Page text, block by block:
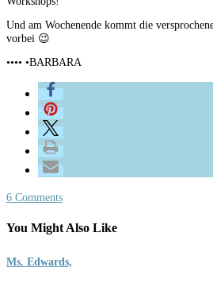
Und am Wochenende kommt die
vorbei 😉
•••• •BARBARA
6 Comments
You Might Also Like
Ms. Edwards,